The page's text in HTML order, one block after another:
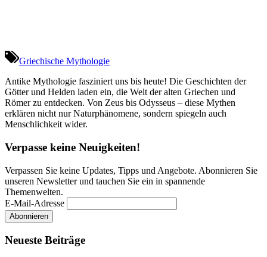
Griechische Mythologie
Antike Mythologie fasziniert uns bis heute! Die Geschichten der
Götter und Helden laden ein, die Welt der alten Griechen und
Römer zu entdecken. Von Zeus bis Odysseus – diese Mythen
erklären nicht nur Naturphänomene, sondern spiegeln auch
Menschlichkeit wider.
Verpasse keine Neuigkeiten!
Verpassen Sie keine Updates, Tipps und Angebote. Abonnieren Sie
unseren Newsletter und tauchen Sie ein in spannende
Themenwelten.
E-Mail-Adresse
Neueste Beiträge